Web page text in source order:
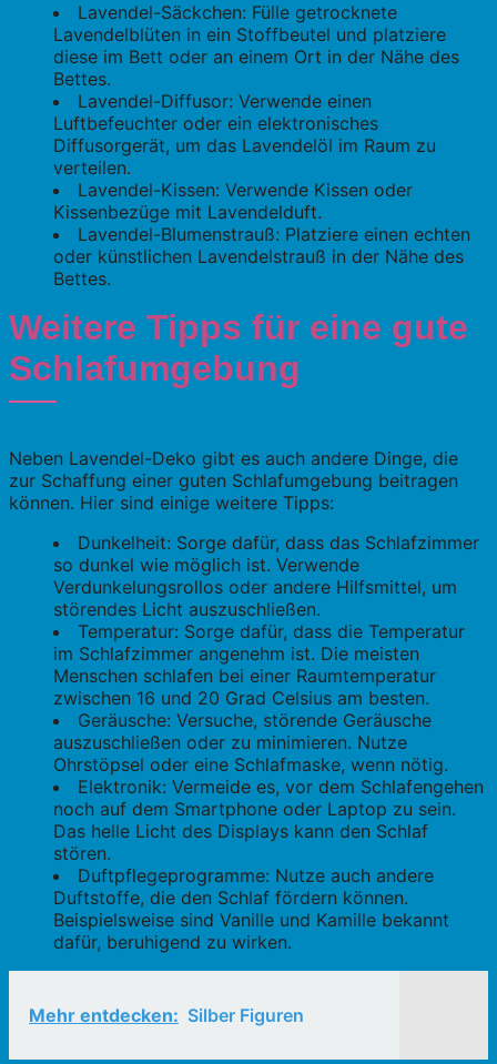
Lavendel-Säckchen: Fülle getrocknete
Lavendelblüten in ein Stoffbeutel und platziere
diese im Bett oder an einem Ort in der Nähe des
Bettes.
Lavendel-Diffusor: Verwende einen
Luftbefeuchter oder ein elektronisches
Diffusorgerät, um das Lavendelöl im Raum zu
verteilen.
Lavendel-Kissen: Verwende Kissen oder
Kissenbezüge mit Lavendelduft.
Lavendel-Blumenstrauß: Platziere einen echten
oder künstlichen Lavendelstrauß in der Nähe des
Bettes.
Weitere Tipps für eine gute
Schlafumgebung
Neben Lavendel-Deko gibt es auch andere Dinge, die
zur Schaffung einer guten Schlafumgebung beitragen
können. Hier sind einige weitere Tipps:
Dunkelheit: Sorge dafür, dass das Schlafzimmer
so dunkel wie möglich ist. Verwende
Verdunkelungsrollos oder andere Hilfsmittel, um
störendes Licht auszuschließen.
Temperatur: Sorge dafür, dass die Temperatur
im Schlafzimmer angenehm ist. Die meisten
Menschen schlafen bei einer Raumtemperatur
zwischen 16 und 20 Grad Celsius am besten.
Geräusche: Versuche, störende Geräusche
auszuschließen oder zu minimieren. Nutze
Ohrstöpsel oder eine Schlafmaske, wenn nötig.
Elektronik: Vermeide es, vor dem Schlafengehen
noch auf dem Smartphone oder Laptop zu sein.
Das helle Licht des Displays kann den Schlaf
stören.
Duftpflegeprogramme: Nutze auch andere
Duftstoffe, die den Schlaf fördern können.
Beispielsweise sind Vanille und Kamille bekannt
dafür, beruhigend zu wirken.
Mehr entdecken: Silber Figuren